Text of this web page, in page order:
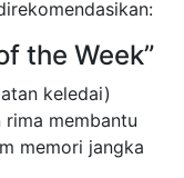
the Week”
keledai)
membantu
memori jangka